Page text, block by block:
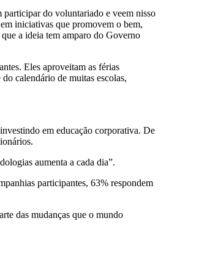
do voluntariado e veem nisso
iniciativas que promovem o bem,
a ideia tem amparo do Governo
Eles aproveitam as férias
calendário de muitas escolas,
em educação corporativa. De
aumenta a cada dia”.
participantes, 63% respondem
das mudanças que o mundo